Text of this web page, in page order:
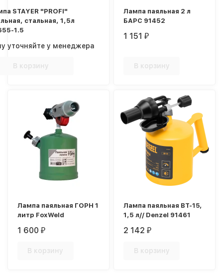
STAYER "PROFI"
стальная, 1,5л
1.5
уточняйте у менеджера
В корзину
Лампа паяльная 2 л
БАРС 91452
1 151₽
В корзину
Лампа паяльная ГОРН 1
литр FoxWeld
1 600₽
В корзину
Лампа паяльная ВТ-15,
1,5 л// Denzel 91461
2 142₽
В корзину